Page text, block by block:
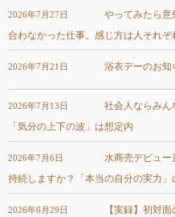
2026年7月27日
やってみたら意
合わなかった仕事。感じ方は人それぞ
2026年7月21日 浴衣デーのお知
2026年7月13日
社会人ならみん
「気分の上下の波」は想定内
2026年7月6日
水商売デビュー
持続しますか？「本当の自分の実力」
2026年6月29日
【実録】初対